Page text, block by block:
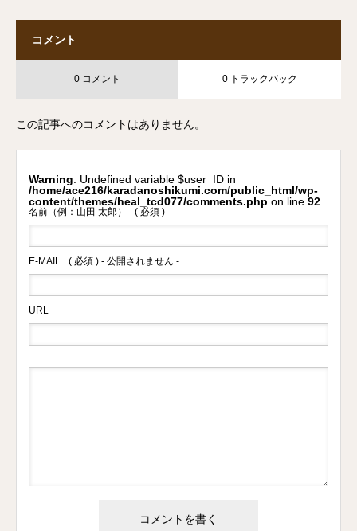
コメント
0 コメント 0 トラックバック
この記事へのコメントはありません。
Warning
: Undefined variable $user_ID in
/home/ace216/karadanoshikumi.com/public_html/wp-
content/themes/heal_tcd077/comments.php on line 92
名前（例：山田 太郎） ( 必須 )
E-MAIL ( 必須 ) - 公開されません -
URL